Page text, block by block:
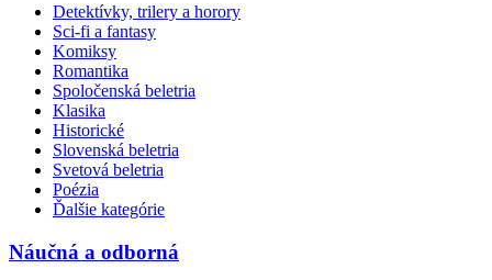
Detektívky, trilery a horory
Sci-fi a fantasy
Komiksy
Romantika
Spoločenská beletria
Klasika
Historické
Slovenská beletria
Svetová beletria
Poézia
Ďalšie kategórie
Náučná a odborná